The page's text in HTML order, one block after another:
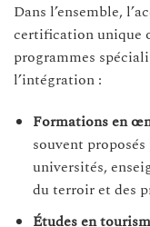
Dans l’ensemble,
certification unique
programmes
l’intégration :
Formations en
souvent
universités,
du terroir et des
Études en